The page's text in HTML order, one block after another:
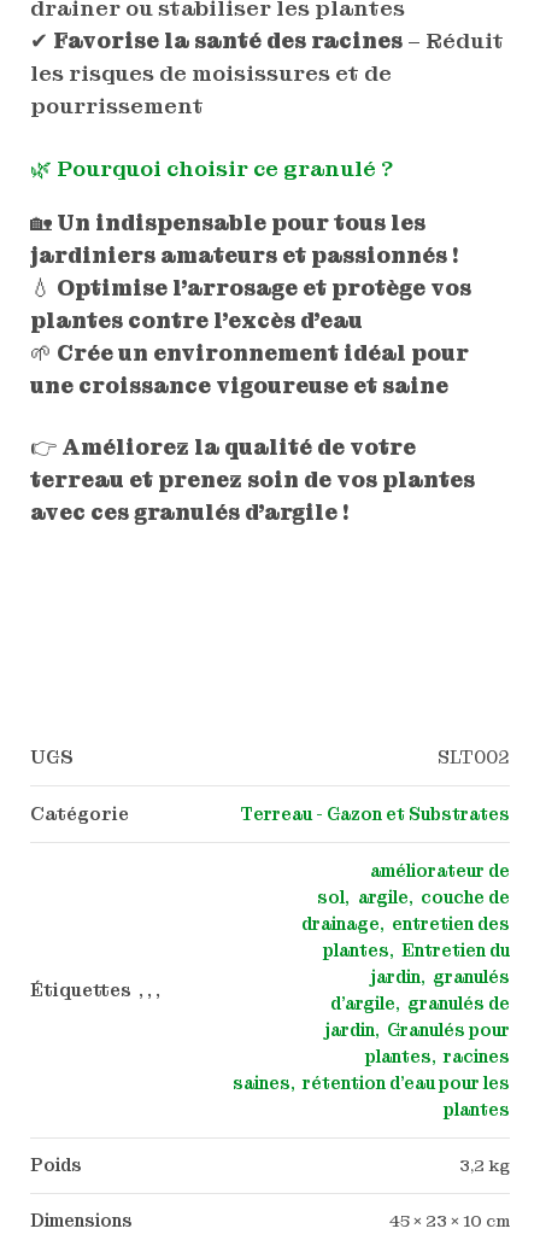
drainer ou stabiliser les plantes
✔ Favorise la santé des racines– Réduit
les risques de moisissures et de
pourrissement
🌿 Pourquoi choisir ce granulé ?
🏡 Un indispensable pour tous les
jardiniers amateurs et passionnés !
💧 Optimise l’arrosage et protège vos
plantes contre l’excès d’eau
🌱 Crée un environnement idéal pour
une croissance vigoureuse et saine
👉 Améliorez la qualité de votre
terreau et prenez soin de vos plantes
avec ces granulés d’argile !
UGS SLT002
Catégorie Terreau - Gazon et Substrates
Étiquettes , , ,
améliorateur de
sol
argile
couche de
drainage
entretien des
plantes
Entretien du
jardin
granulés
d'argile
granulés de
jardin
Granulés pour
plantes racines
saines rétention d'eau pour les
plantes
Poids 3,2 kg
Dimensions 45 × 23 × 10 cm